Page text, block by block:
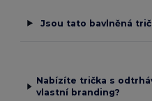
Jsou tato bavlněná
Nabízíte trička s
vlastní branding?